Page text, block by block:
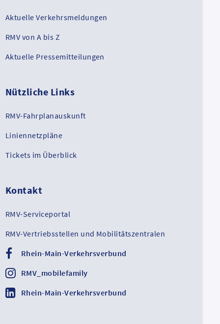
Aktuelle Verkehrsmeldungen
RMV von A bis Z
Aktuelle Pressemitteilungen
Nützliche Links
RMV-Fahrplanauskunft
Liniennetzpläne
Tickets im Überblick
Kontakt
RMV-Serviceportal
RMV-Vertriebsstellen und Mobilitätszentralen
Rhein-Main-Verkehrsverbund
RMV_mobilefamily
Rhein-Main-Verkehrsverbund